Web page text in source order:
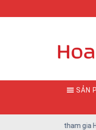
SẢN
Doanh nghiệp tham gia Hội